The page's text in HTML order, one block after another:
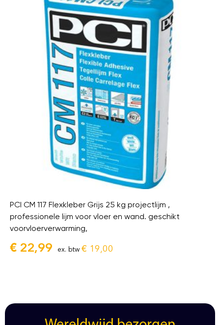
PCI CM 117 Flexkleber Grijs 25 kg projectlijm ,
professionele lijm voor vloer en wand. geschikt
voorvloerverwarming,
€ 22,99 ex. btw € 19,00